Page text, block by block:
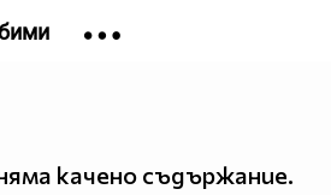
качено съдържание.